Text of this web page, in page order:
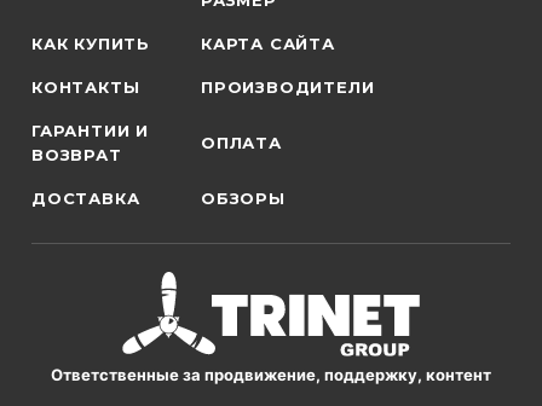
КАК КУПИТЬ КАРТА САЙТА
КОНТАКТЫ ПРОИЗВОДИТЕЛИ
ГАРАНТИИ И
ВОЗВРАТ
ОПЛАТА
ДОСТАВКА ОБЗОРЫ
Ответственные за продвижение, поддержку, контент